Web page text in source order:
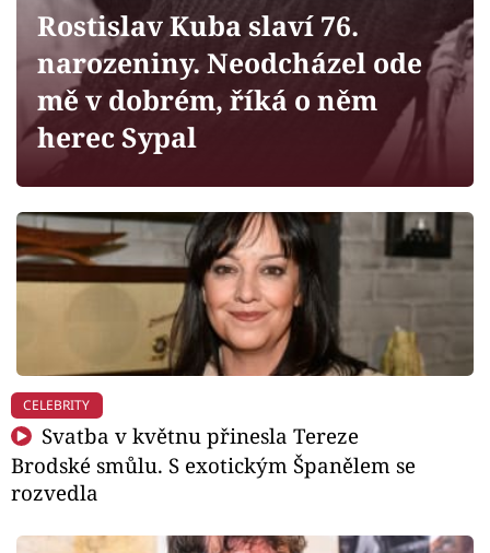
Sledujte prima+
Filmový festival Karlovy Vary
Pořady
Mámy sobě
Přihlášení
Sledujte nás
Rostislav Kuba slaví 76.
narozeniny. Neodcházel ode
mě v dobrém, říká o něm
herec Sypal
CELEBRITY
Svatba v květnu přinesla Tereze
Brodské smůlu. S exotickým Španělem se
rozvedla